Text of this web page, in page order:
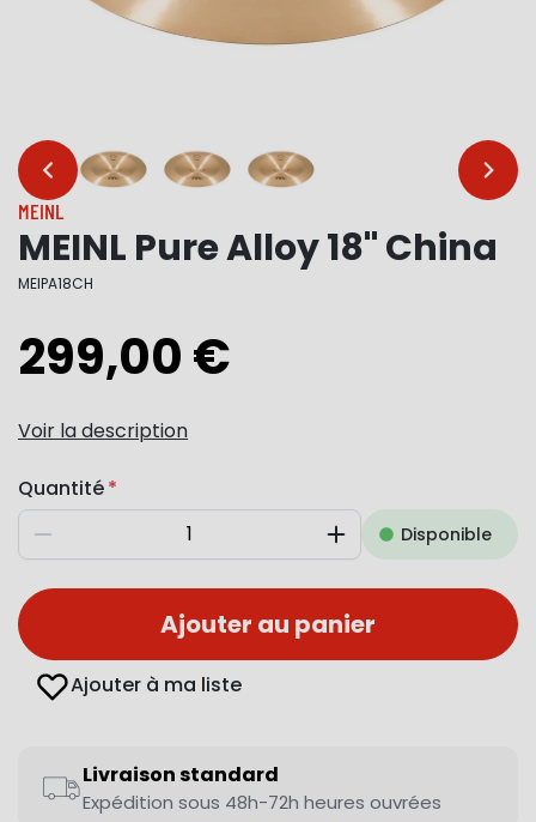
… …
MEINL
MEINL Pure Alloy 18" China
MEIPA18CH
299,00 €
Voir la description
Quantité
Diminuer AugmenterDisponible
Ajouter au panier
Ajouter à ma liste
Livraison standard
Expédition sous 48h-72h heures ouvrées